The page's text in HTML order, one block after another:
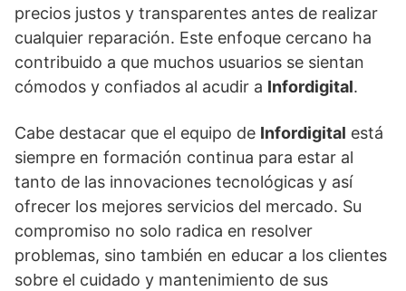
precios justos y transparentes antes de realizar
cualquier reparación. Este enfoque cercano ha
contribuido a que muchos usuarios se sientan
cómodos y confiados al acudir a Infordigital.
Cabe destacar que el equipo de Infordigital está
siempre en formación continua para estar al
tanto de las innovaciones tecnológicas y así
ofrecer los mejores servicios del mercado. Su
compromiso no solo radica en resolver
problemas, sino también en educar a los clientes
sobre el cuidado y mantenimiento de sus